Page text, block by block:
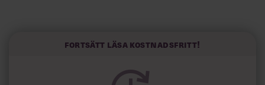
prenumeranterna. Vår klimatspecial. Siffrorna från vår
undersökning hade kommit och de visade att tre
klimatförändringarna nu går och över att effekterna så
Fortsätt läsa kostnadsfritt!